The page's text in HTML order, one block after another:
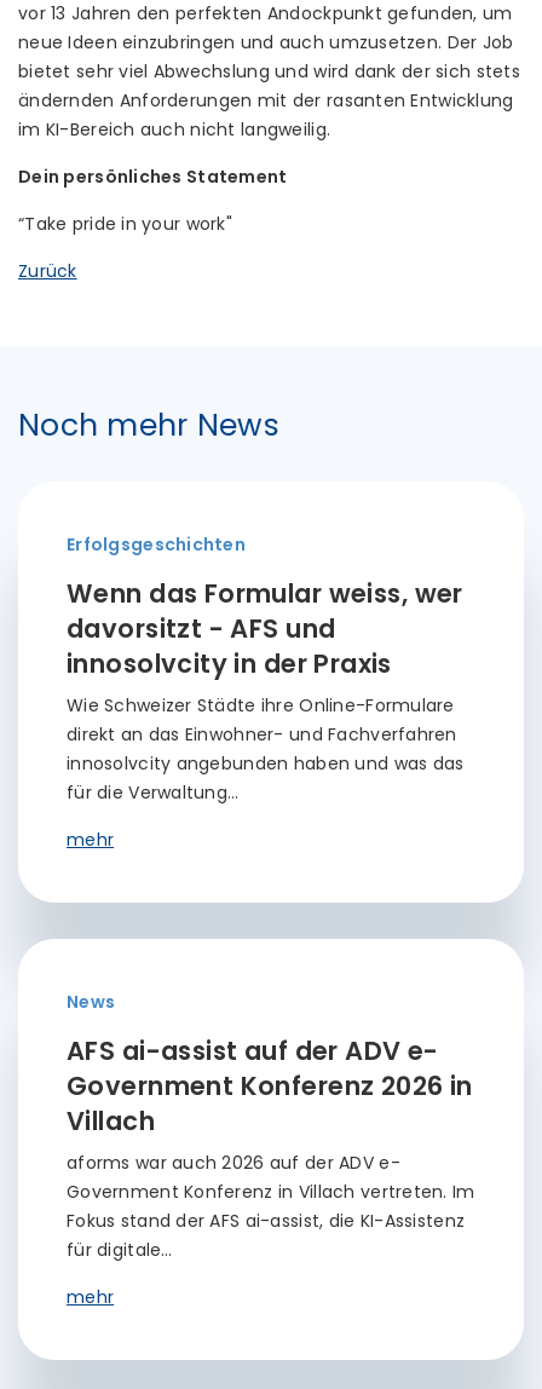
vor 13 Jahren den perfekten Andockpunkt gefunden, um
neue Ideen einzubringen und auch umzusetzen. Der Job
bietet sehr viel Abwechslung und wird dank der sich stets
ändernden Anforderungen mit der rasanten Entwicklung
im KI-Bereich auch nicht langweilig.
Dein persönliches Statement
“Take pride in your work"
Zurück
Noch mehr News
Erfolgsgeschichten
Wenn das Formular weiss, wer
davorsitzt - AFS und
innosolvcity in der Praxis
Wie Schweizer Städte ihre Online-Formulare
direkt an das Einwohner- und Fachverfahren
innosolvcity angebunden haben und was das
für die Verwaltung…
mehr
News
AFS ai-assist auf der ADV e-
Government Konferenz 2026 in
Villach
aforms war auch 2026 auf der ADV e-
Government Konferenz in Villach vertreten. Im
Fokus stand der AFS ai-assist, die KI-Assistenz
für digitale…
mehr